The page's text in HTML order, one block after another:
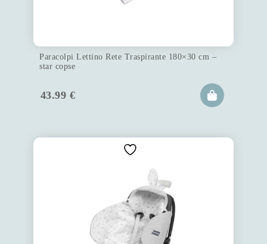
Paracolpi Lettino Rete Traspirante 180×30 cm –
star copse
43.99 €